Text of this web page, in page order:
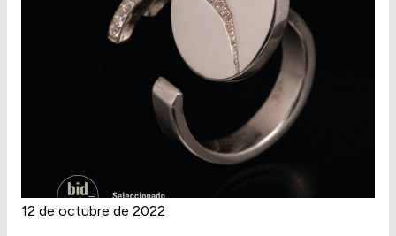
12 de octubre de 2022